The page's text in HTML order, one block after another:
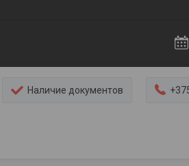
Наличие документов